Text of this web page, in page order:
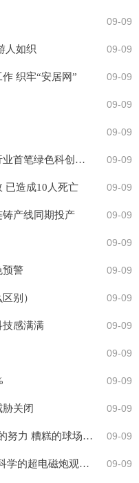
09-09
09-09
人如织
09-09
织牢“安居网”
09-09
09-09
09-09
中国银行四川省分行发行全国水电行业首笔绿色科创票据—中国新闻网·四川新闻
09-09
已造成10人死亡
09-09
产线同期投产
09-09
09-09
预警
09-09
别）
09-09
技感满满
09-09
09-09
09-09
关闭
09-09
潘德夫：北马其顿会付出超过100%的努力 糟糕的球场将影响意大利
09-09
某科学的超电磁炮观看顺序2021 某科学的超电磁炮观看顺序